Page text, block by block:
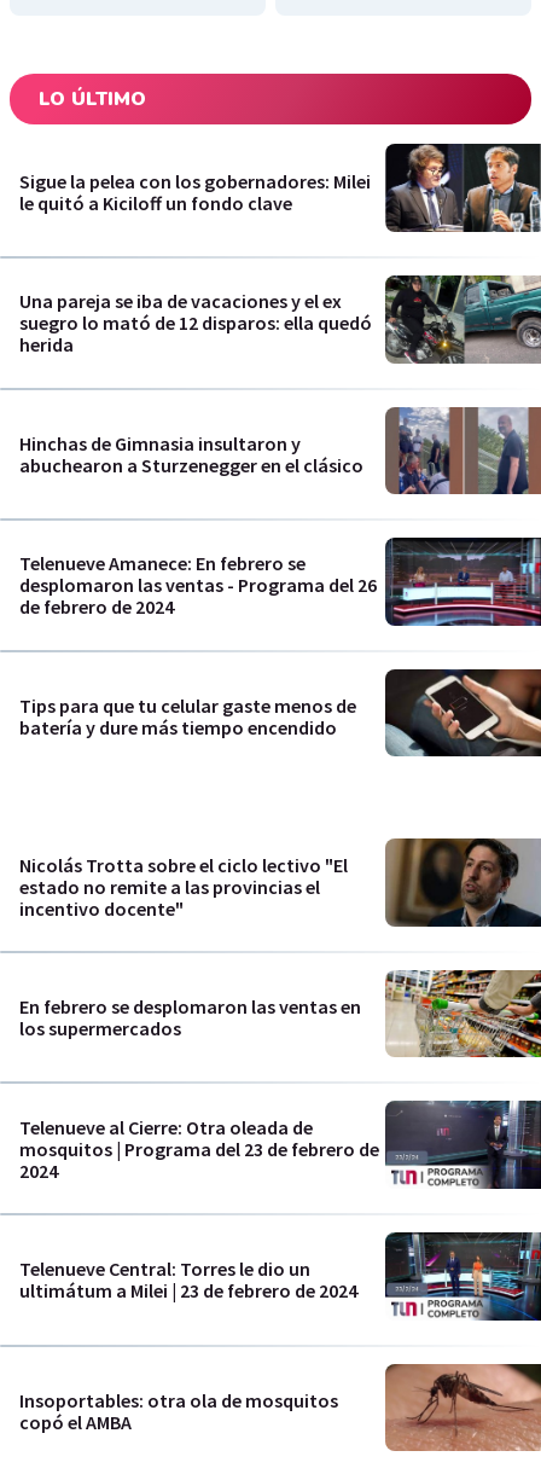
LO ÚLTIMO
Sigue la pelea con los gobernadores: Milei
le quitó a Kiciloff un fondo clave
Una pareja se iba de vacaciones y el ex
suegro lo mató de 12 disparos: ella quedó
herida
Hinchas de Gimnasia insultaron y
abuchearon a Sturzenegger en el clásico
Telenueve Amanece: En febrero se
desplomaron las ventas - Programa del 26
de febrero de 2024
Tips para que tu celular gaste menos de
batería y dure más tiempo encendido
Nicolás Trotta sobre el ciclo lectivo "El
estado no remite a las provincias el
incentivo docente"
En febrero se desplomaron las ventas en
los supermercados
Telenueve al Cierre: Otra oleada de
mosquitos | Programa del 23 de febrero de
2024
Telenueve Central: Torres le dio un
ultimátum a Milei | 23 de febrero de 2024
Insoportables: otra ola de mosquitos
copó el AMBA